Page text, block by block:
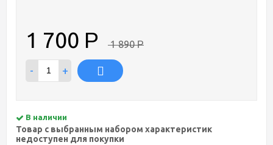
1 700 Р 1 890Р
- +
В наличии
Товар с выбранным набором характеристик
недоступен для покупки